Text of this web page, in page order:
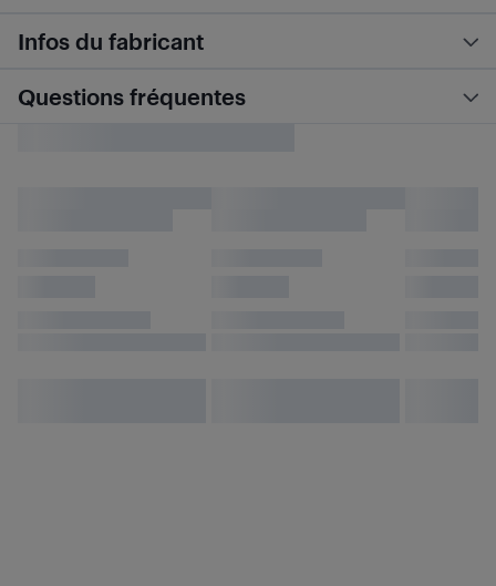
Infos du fabricant
Questions fréquentes